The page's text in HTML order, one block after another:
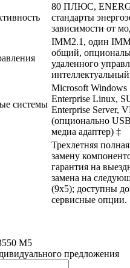
80 ПЛЮС,
стандарты
зависимости от
IMM2.1, один
общий,
удаленного
интеллектуальный
системы
Microsoft Windows
Enterprise Linux,
Enterprise Server,
(опционально
медиа адаптер) ‡
Трехлетняя
замену
гарантия на
замена на
(9x5); доступны
сервисные опции.
M5
предложения